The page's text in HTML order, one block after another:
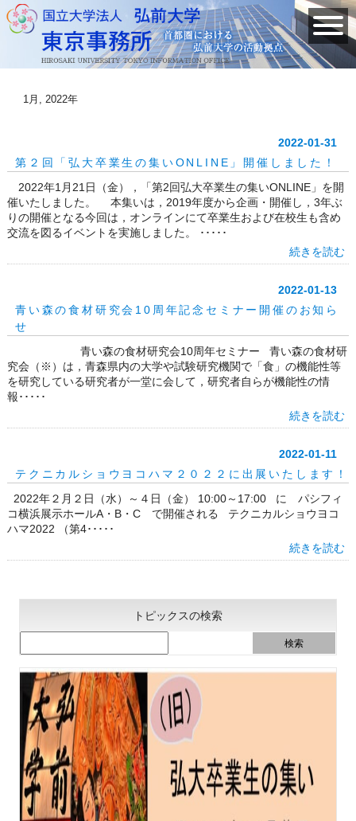
1月, 2022年
2022-01-31
第２回「弘大卒業生の集いONLINE」開催しました！
2022年1月21日（金），「第2回弘大卒業生の集いONLINE」を開
催いたしました。 本集いは，2019年度から企画・開催し，3年ぶ
りの開催となる今回は，オンラインにて卒業生および在校生も含め
交流を図るイベントを実施しました。 ･････
続きを読む
2022-01-13
青い森の食材研究会10周年記念セミナー開催のお知ら
せ
青い森の食材研究会10周年セミナー 青い森の食材研
究会（※）は，青森県内の大学や試験研究機関で「食」の機能性等
を研究している研究者が一堂に会して，研究者自らが機能性の情
報･････
続きを読む
2022-01-11
テクニカルショウヨコハマ２０２２に出展いたします！
2022年２月２日（水）～４日（金） 10:00～17:00 に パシフィ
コ横浜展示ホールA・B・C で開催される テクニカルショウヨコ
ハマ2022 （第4･････
続きを読む
トピックスの検索